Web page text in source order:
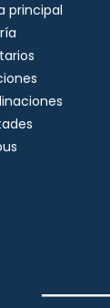
principal